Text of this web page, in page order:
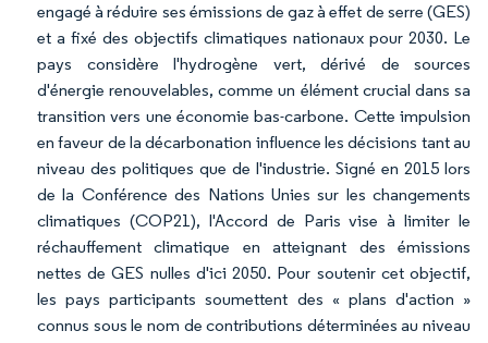
engagé à réduire ses émissions de gaz à effet de serre (GES)
et a fixé des objectifs climatiques nationaux pour 2030. Le
pays considère l'hydrogène vert, dérivé de sources
d'énergie renouvelables, comme un élément crucial dans sa
transition vers une économie bas-carbone. Cette impulsion
en faveur de la décarbonation influence les décisions tant au
niveau des politiques que de l'industrie. Signé en 2015 lors
de la Conférence des Nations Unies sur les changements
climatiques (COP21), l'Accord de Paris vise à limiter le
réchauffement climatique en atteignant des émissions
nettes de GES nulles d'ici 2050. Pour soutenir cet objectif,
les pays participants soumettent des « plans d'action »
connus sous le nom de contributions déterminées au niveau